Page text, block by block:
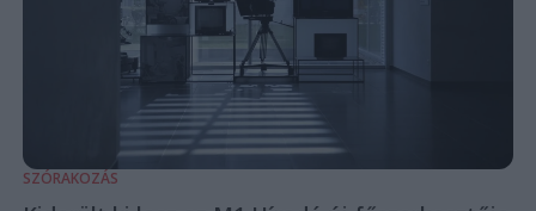
SZÓRAKOZÁS